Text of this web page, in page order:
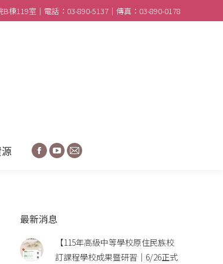
棟119室｜電話：03-890-5137｜傳真：03-890-0178
Facebook
YouTube
Mail
最新消息
【115年高級中等學校原住民族校
訂課程學校成果暨研習｜6/26正式
分享園地 連結資源